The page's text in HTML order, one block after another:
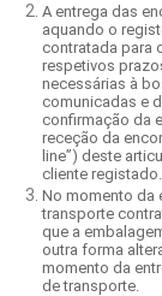
A entrega das
aquando o
contratada para
respetivos
necessárias à
comunicadas e
confirmação da
receção da
line”) deste
cliente registado.
No momento da
transporte
que a
outra forma
momento da
de transporte.